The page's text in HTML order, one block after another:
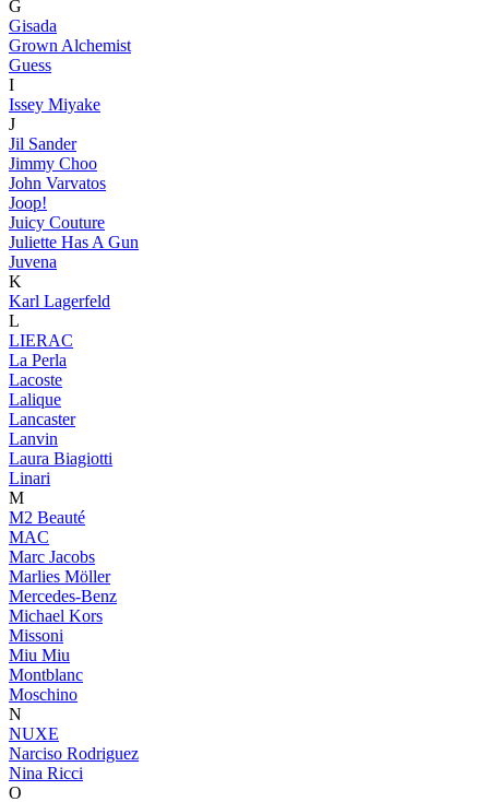
G
Gisada
Grown Alchemist
Guess
I
Issey Miyake
J
Jil Sander
Jimmy Choo
John Varvatos
Joop!
Juicy Couture
Juliette Has A Gun
Juvena
K
Karl Lagerfeld
L
LIERAC
La Perla
Lacoste
Lalique
Lancaster
Lanvin
Laura Biagiotti
Linari
M
M2 Beauté
MAC
Marc Jacobs
Marlies Möller
Mercedes-Benz
Michael Kors
Missoni
Miu Miu
Montblanc
Moschino
N
NUXE
Narciso Rodriguez
Nina Ricci
O